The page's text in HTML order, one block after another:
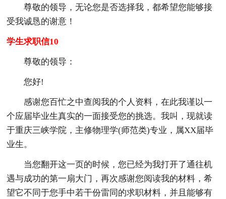
尊敬的领导，无论您是否选择我，都希望您能够接
受我诚恳的谢意！
学生求职信10
尊敬的领导：
您好!
感谢您百忙之中查阅我的个人资料，在此我谨以一
个应届毕业生真实的一面接受您的挑选。我叫，现就读
于重庆三峡学院，主修物理学(师范类)专业，属XX届毕
业生。
当您翻开这一页的时候，您已经为我打开了通往机
遇与成功的第一扇大门，再次感谢您阅读我的材料，希
望它不同于您手中若干份雷同的求职材料，并且能够有